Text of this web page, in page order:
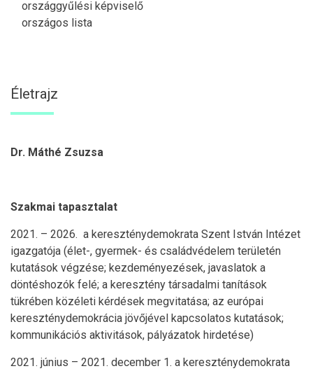
országgyűlési képviselő
országos lista
Életrajz
Dr. Máthé Zsuzsa
Szakmai tapasztalat
2021. – 2026. a kereszténydemokrata Szent István Intézet
igazgatója (élet-, gyermek- és családvédelem területén
kutatások végzése; kezdeményezések, javaslatok a
döntéshozók felé; a keresztény társadalmi tanítások
tükrében közéleti kérdések megvitatása; az európai
kereszténydemokrácia jövőjével kapcsolatos kutatások;
kommunikációs aktivitások, pályázatok hirdetése)
2021. június – 2021. december 1. a kereszténydemokrata